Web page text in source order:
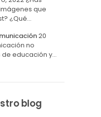
que
¿Qué…
20
no
educación y…
blog